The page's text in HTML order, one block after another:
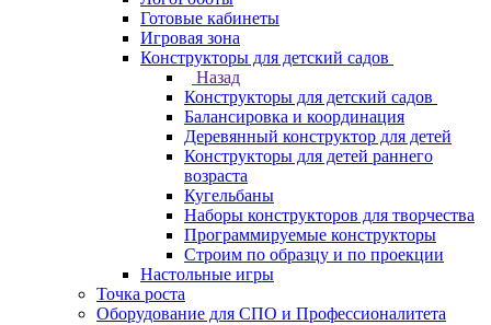
Готовые кабинеты
Игровая зона
Конструкторы для детский садов
Назад
Конструкторы для детский садов
Балансировка и координация
Деревянный конструктор для детей
Конструкторы для детей раннего
возраста
Кугельбаны
Наборы конструкторов для творчества
Программируемые конструкторы
Строим по образцу и по проекции
Настольные игры
Точка роста
Оборудование для СПО и Профессионалитета